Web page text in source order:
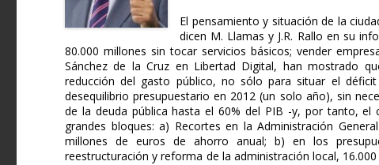
El pensamiento y situación de la
dicen M. Llamas y J.R. Rallo en su
80.000 millones sin tocar servicios básicos; vender
Sánchez de la Cruz en Libertad Digital, han mostrado
reducción del gasto público, no sólo para situar el
desequilibrio presupuestario en 2012 (un solo año), sin
de la deuda pública hasta el 60% del PIB -y, por tanto,
grandes bloques: a) Recortes en la Administración
millones de euros de ahorro anual; b) en los
reestructuración y reforma de la administración local,